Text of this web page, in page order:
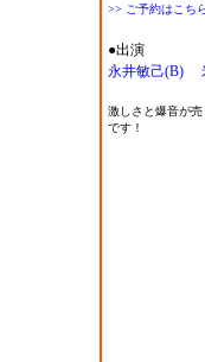
>> ご予約はこち
●出演
永井敏己(B)
激しさと爆音が
です！